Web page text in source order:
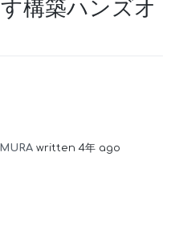
構築ハンズオ
written 4年 ago